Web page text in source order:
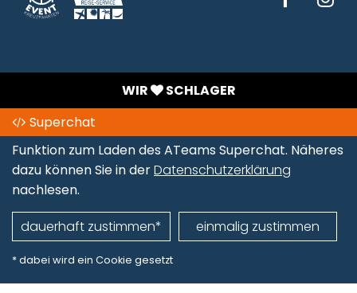
WIR
SCHLAGER
Superchat
Funktion zum Laden des ATeams Superchat. Näheres
dazu können Sie in derDatenschutzerklärung
nachlesen.
dauerhaft zustimmen*
einmalig zustimmen
* dabei wird ein Cookie gesetzt